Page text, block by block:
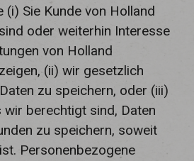
Sie Kunde von Holland
oder weiterhin Interesse
von Holland
(ii) wir gesetzlich
zu speichern, oder (iii)
berechtigt sind, Daten
zu speichern, soweit
Personenbezogene